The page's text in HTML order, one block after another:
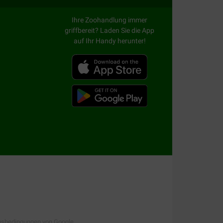
kann sich das Hormongleichgewicht
erhöhtes Risiko für verschiedene andere
für ein angenehm sättigendes
werden unterstützt und schließlich hilft
einem Alter von 7 Jahren entwickelt.
Dieses Futter hat einen reduzierten
unterstützt und die Rezeptur enthält
bietet Royal Canin auch eine sehr große
Ihre Zoohandlung immer
griffbereit? Laden Sie die App
auf Ihr Handy herunter!